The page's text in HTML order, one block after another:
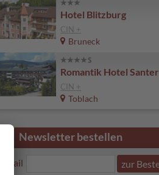
Hotel Blitzburg
CIN +
Bruneck
Romantik Hotel Santer
CIN +
Toblach
Newsletter bestellen
E-Mail